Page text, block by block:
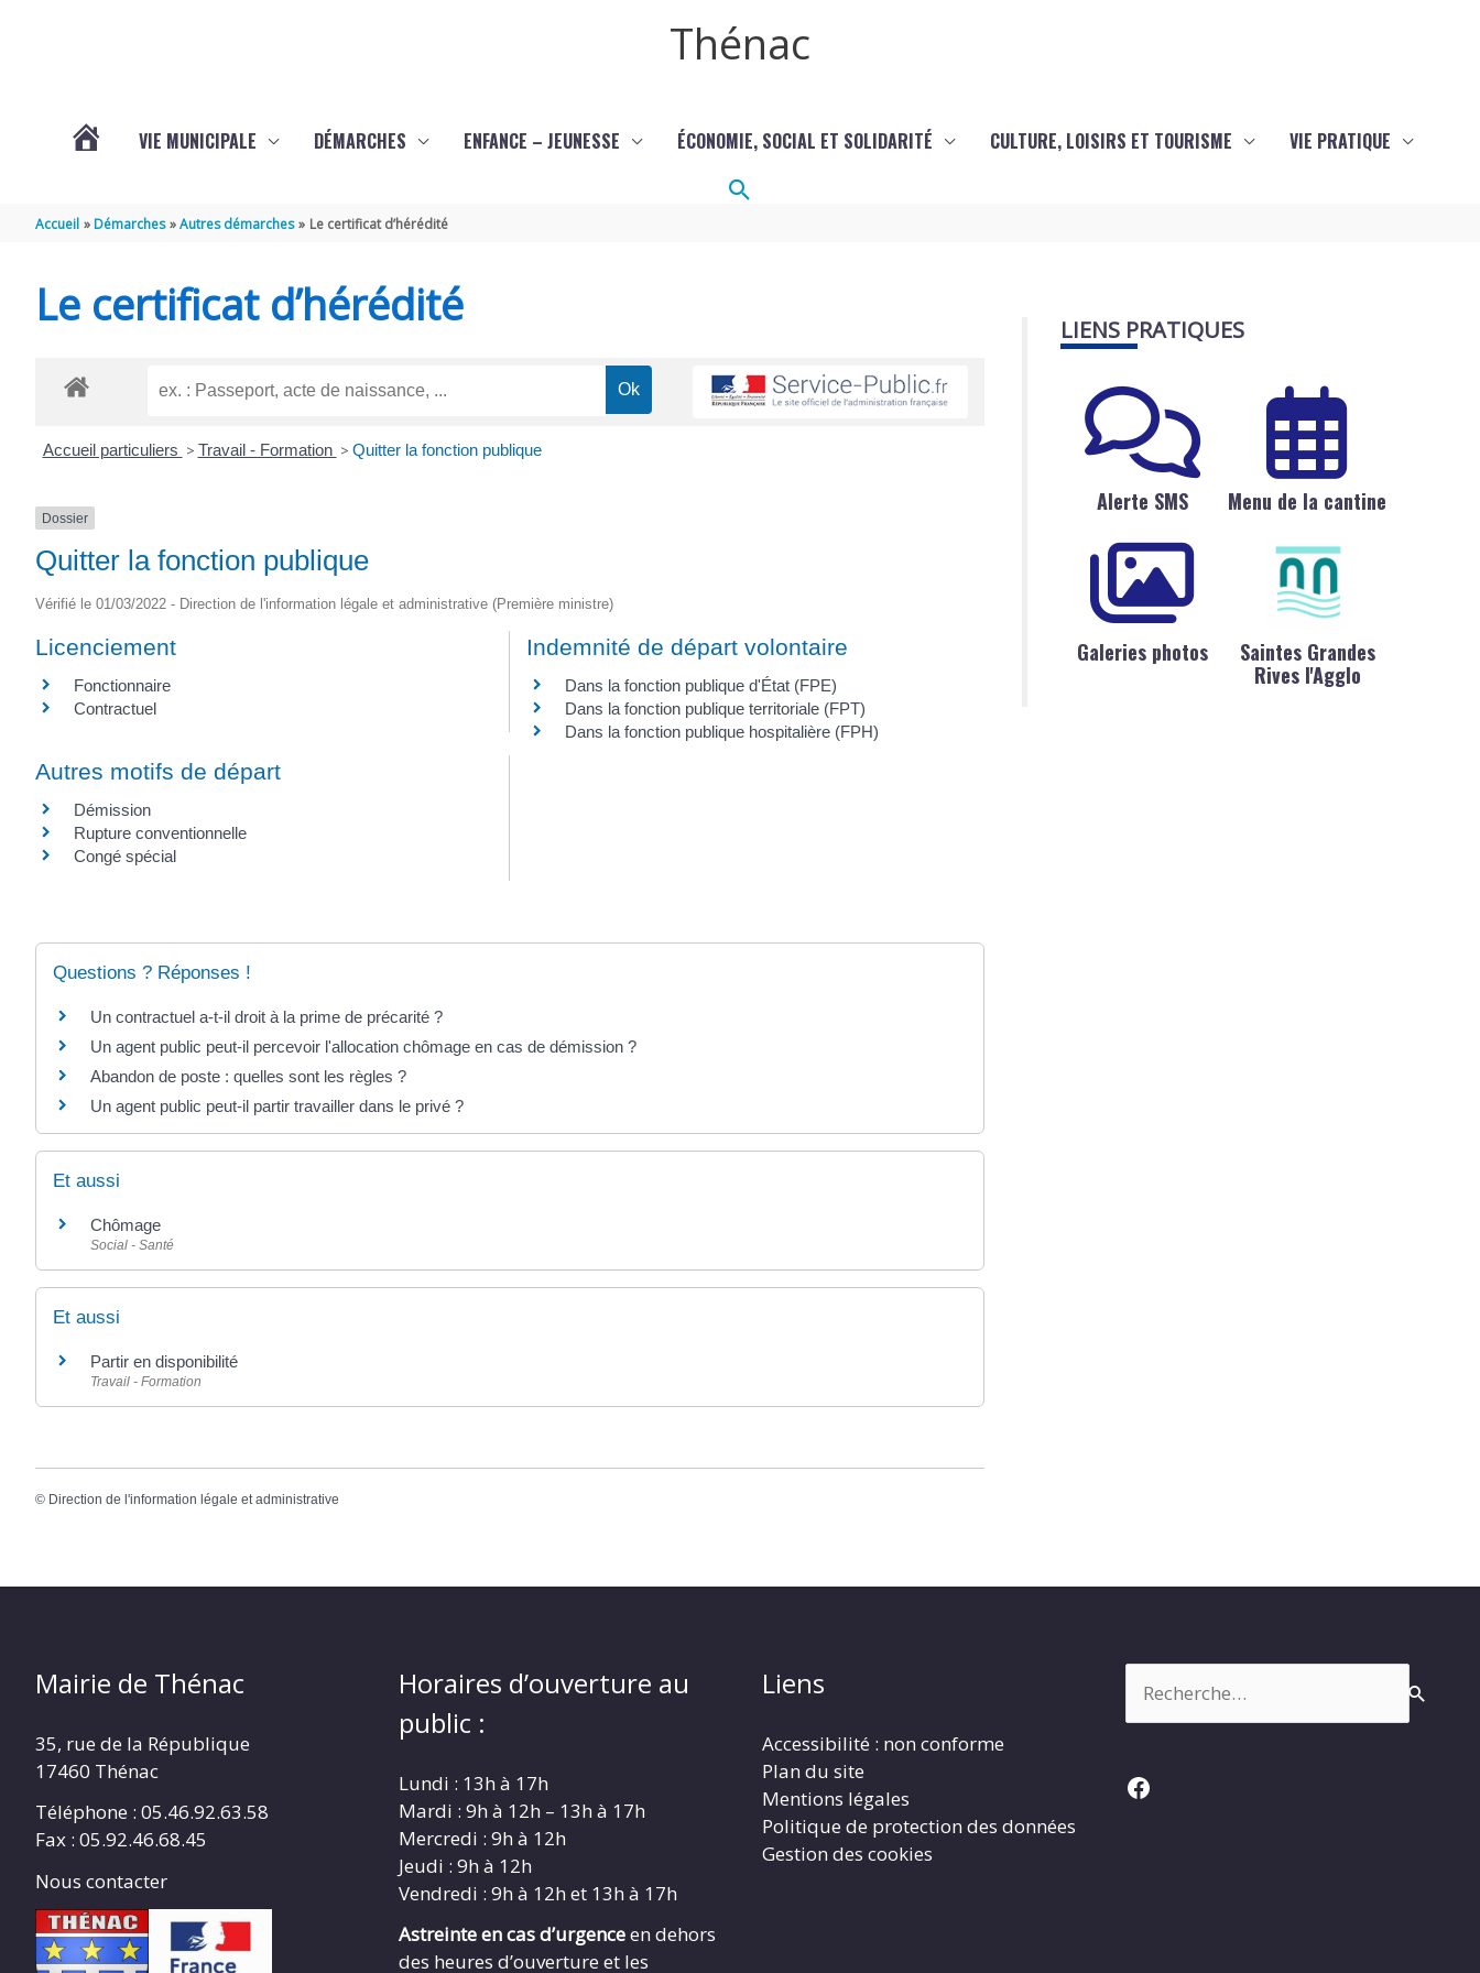
Thénac
THÉNAC
VIE MUNICIPALE DÉMARCHES ENFANCE – JEUNESSE ÉCONOMIE, SOCIAL ET SOLIDARITÉ CULTURE, LOISIRS ET TOURISME VIE PRATIQUE
Rechercher
Accueil Démarches Autres démarches Le certificat d’hérédité
Le certificat d’hérédité
Accueil particuliers > Travail - Formation > Quitter la fonction publique
Dossier
Quitter la fonction publique
Vérifié le 01/03/2022 - Direction de l'information légale et administrative (Première ministre)
Licenciement
Fonctionnaire
Contractuel
Indemnité de départ volontaire
Dans la fonction publique d'État (FPE)
Dans la fonction publique territoriale (FPT)
Dans la fonction publique hospitalière (FPH)
Autres motifs de départ
Démission
Rupture conventionnelle
Congé spécial
Questions ? Réponses !
Un contractuel a-t-il droit à la prime de précarité ?
Un agent public peut-il percevoir l'allocation chômage en cas de démission ?
Abandon de poste : quelles sont les règles ?
Un agent public peut-il partir travailler dans le privé ?
Et aussi
Chômage
Social - Santé
Et aussi
Partir en disponibilité
Travail - Formation
© Direction de l'information légale et administrative
LIENS PRATIQUES
Alerte SMS Menu de la cantine
Galeries photos
Saintes Grandes
Rives l'Agglo
Mairie de Thénac
35, rue de la République
17460 Thénac
Téléphone : 05.46.92.63.58
Fax : 05.92.46.68.45
Nous contacter
Horaires d’ouverture au
public :
Lundi : 13h à 17h
Mardi : 9h à 12h – 13h à 17h
Mercredi : 9h à 12h
Jeudi : 9h à 12h
Vendredi : 9h à 12h et 13h à 17h
Astreinte en cas d’urgenceen dehors
des heures d’ouverture et les
Liens
Accessibilité : non conforme
Plan du site
Mentions légales
Politique de protection des données
Gestion des cookies
Facebook